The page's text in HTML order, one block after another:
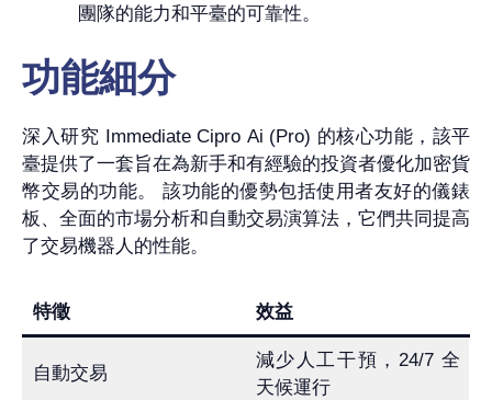
團隊的能力和平臺的可靠性。
功能細分
深入研究 Immediate Cipro Ai (Pro) 的核心功能，該平
臺提供了一套旨在為新手和有經驗的投資者優化加密貨
幣交易的功能。 該功能的優勢包括使用者友好的儀錶
板、全面的市場分析和自動交易演算法，它們共同提高
了交易機器人的性能。
特徵 效益
自動交易
減少人工干預，24/7 全
天候運行